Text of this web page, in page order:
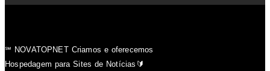
℠ NOVATOPNET Criamos e oferecemos
Hospedagem para Sites de Notícias🔰